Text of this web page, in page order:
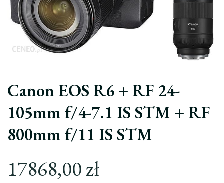
Canon EOS R6 + RF 24-
105mm f/4-7.1 IS STM + RF
800mm f/11 IS STM
17868,00zł